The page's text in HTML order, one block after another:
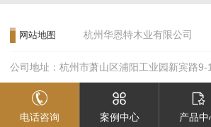
网站地图 杭州华恩特木业有限公司
公司地址：杭州市萧山区浦阳工业园新宾路9-
电话咨询 案例中心 产品中